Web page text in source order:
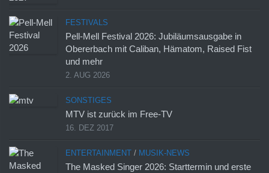
FESTIVALS
Pell-Mell Festival 2026: Jubiläumsausgabe in
Obererbach mit Caliban, Hämatom, Raised Fist
und mehr
2. AUG 2026
SONSTIGES
MTV ist zurück im Free-TV
16. DEZ 2017
ENTERTAINMENT / MUSIK-NEWS
The Masked Singer 2026: Starttermin und erste